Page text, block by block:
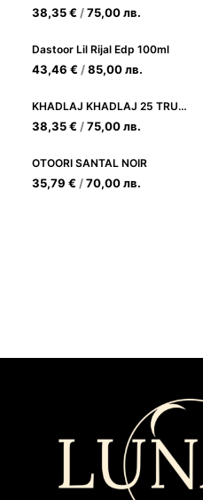
38,35€ /75,00лв.
Dastoor Lil Rijal Edp 100ml
43,46 € /85,00лв.
KHADLAJ KHADLAJ 25 TRUST 100ML
38,35€ /75,00лв.
OTOORI SANTAL NOIR
35,79 € /70,00лв.